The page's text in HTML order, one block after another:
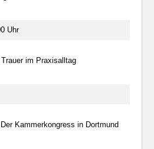
Uhr
im Praxisalltag
Kammerkongress in Dortmund